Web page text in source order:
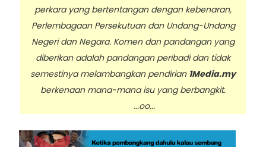
perkara yang bertentangan dengan kebenaran,
Perlembagaan Persekutuan dan Undang-Undang
Negeri dan Negara. Komen dan pandangan yang
diberikan adalah pandangan peribadi dan tidak
semestinya melambangkan pendirian 1Media.my
berkenaan mana-mana isu yang berbangkit.
...oo...